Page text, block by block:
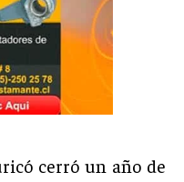
cerró un año de